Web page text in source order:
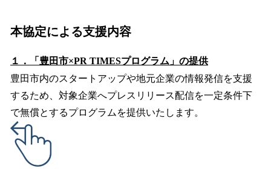
本協定による支援内容
１．「豊田市×PR TIMESプログラム」の提供
豊田市内のスタートアップや地元企業の情報発信を支援
するため、対象企業へプレスリリース配信を一定条件下
で無償とするプログラムを提供いたします。